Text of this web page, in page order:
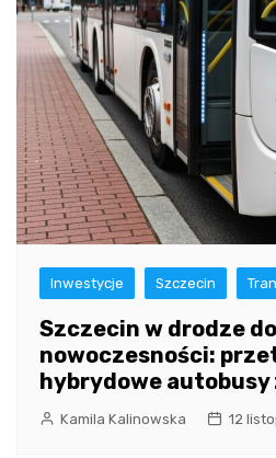
Inwestycje Szczecin
Szczecin w drodze do
nowoczesności:
hybrydowe autobusy
Kamila Kalinowska 12